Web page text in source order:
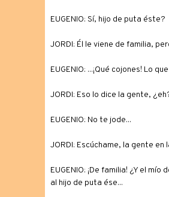
EUGENIO: Sí, hijo de puta éste?
JORDI: Él le viene de familia,
EUGENIO: ...¡Qué cojones! Lo
JORDI: Eso lo dice la gente,
EUGENIO: No te jode...
JORDI: Escúchame, la gente
EUGENIO: ¡De familia! ¿Y el
al hijo de puta ése...